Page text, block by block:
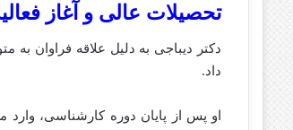
تحصیلات عالی و آغاز
دکتر دیباجی به دلیل علاقه فراوان
داد.
او پس از پایان دوره کارشناسی،